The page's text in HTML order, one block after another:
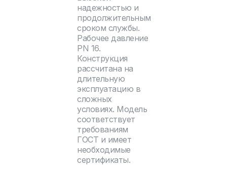
надежностью и
продолжительным
сроком службы.
Рабочее давление
PN 16.
Конструкция
рассчитана на
длительную
эксплуатацию в
сложных
условиях. Модель
соответствует
требованиям
ГОСТ и имеет
необходимые
сертификаты.